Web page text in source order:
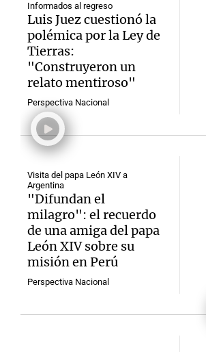
Informados al regreso
Luis Juez cuestionó la
polémica por la Ley de
Tierras:
"Construyeron un
relato mentiroso"
Perspectiva Nacional
Visita del papa León XIV a
Argentina
"Difundan el
milagro": el recuerdo
de una amiga del papa
León XIV sobre su
misión en Perú
Perspectiva Nacional